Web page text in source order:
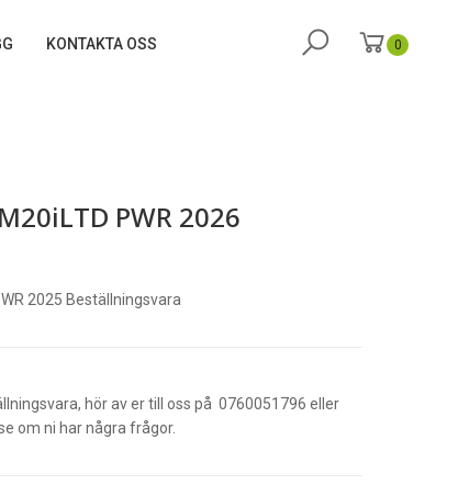
KONTAKTA OSS 0
PWR 2026
2025 Beställningsvara
hör av er till oss på 0760051796 eller
om ni har några frågor.